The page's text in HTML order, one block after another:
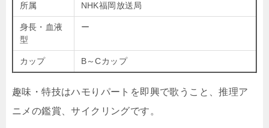
所属 NHK福岡放送局
身長・血液
型
ー
カップ B～Cカップ
趣味・特技はハモりパートを即興で歌うこと、推理ア
ニメの鑑賞、サイクリングです。